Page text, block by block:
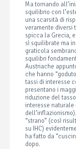
Ma tornando
squilibrio con
una scarsità di
veramente diversi
spicca la Grecia,
sì squilibrate ma
graticola
squilibri
Austriache
che hanno
tassi di interesse
presentano i
riduzione del
interesse naturale
“strano” (così
su IHC)
ha fatto da
dopo.